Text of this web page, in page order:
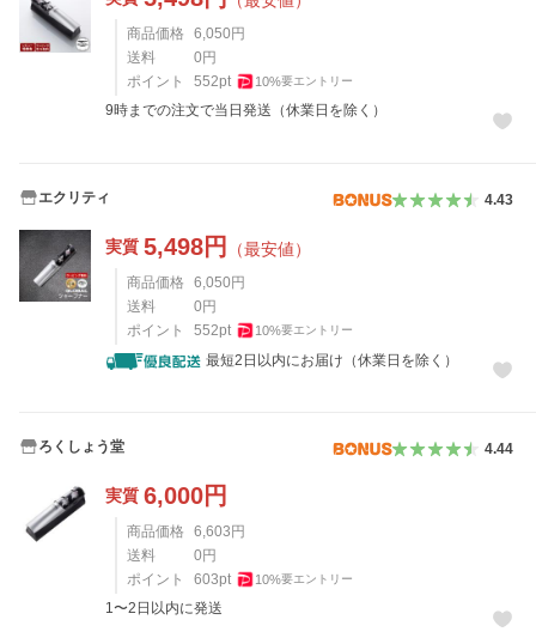
商品価格 6,050 円
送料
0 円
ポイント
552pt 10%要エントリー
9時までの注文で当日発送（休業日を除く）
エクリティ 4.43
実質 5,498円 （最安値）
商品価格 6,050 円
送料
0 円
ポイント
552pt 10%要エントリー
最短2日以内にお届け（休業日を除く）
ろくしょう堂 4.44
実質 6,000円
商品価格 6,603 円
送料
0 円
ポイント
603pt 10%要エントリー
1〜2日以内に発送